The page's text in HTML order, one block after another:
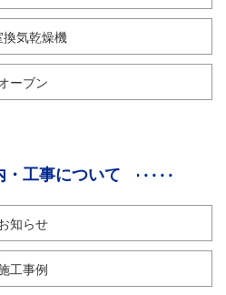
換気乾燥機
ーブン
・工事について
知らせ
工事例